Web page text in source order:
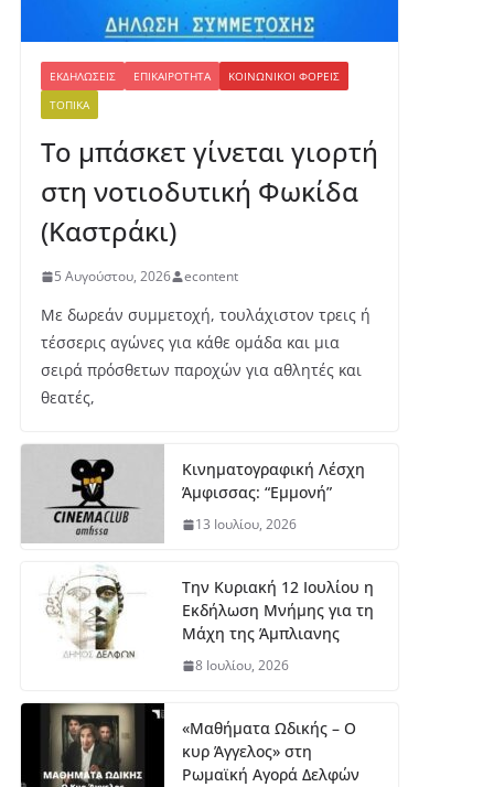
ΕΚΔΗΛΏΣΕΙΣ ΕΠΙΚΑΙΡΌΤΗΤΑ
ΚΟΙΝΩΝΙΚΟΊ ΦΟΡΕΊΣ
ΤΟΠΙΚΆ
Το μπάσκετ γίνεται γιορτή
στη νοτιοδυτική Φωκίδα
(Καστράκι)
5 Αυγούστου, 2026 econtent
Με δωρεάν συμμετοχή, τουλάχιστον τρεις ή
τέσσερις αγώνες για κάθε ομάδα και μια
σειρά πρόσθετων παροχών για αθλητές και
θεατές,
Κινηματογραφική Λέσχη
Άμφισσας: “Εμμονή”
13 Ιουλίου, 2026
Την Κυριακή 12 Ιουλίου η
Εκδήλωση Μνήμης για τη
Μάχη της Άμπλιανης
8 Ιουλίου, 2026
«Μαθήματα Ωδικής – Ο
κυρ Άγγελος» στη
Ρωμαϊκή Αγορά Δελφών